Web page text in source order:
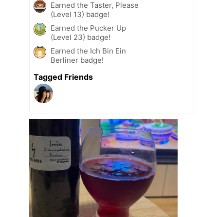
Earned the Taster, Please
(Level 13) badge!
Earned the Pucker Up
(Level 23) badge!
Earned the Ich Bin Ein
Berliner badge!
Tagged Friends